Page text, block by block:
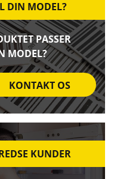
DIN MODEL?
PASSER
MODEL?
KONTAKT OS
KUNDER